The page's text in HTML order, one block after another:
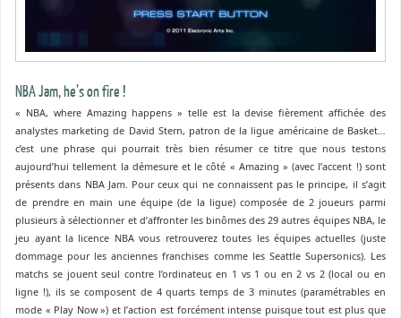
NBA Jam, he’s on fire !
« NBA, where Amazing happens » telle est la devise fièrement affichée des
analystes marketing de David Stern, patron de la ligue américaine de Basket…
c’est une phrase qui pourrait très bien résumer ce titre que nous testons
aujourd’hui tellement la démesure et le côté « Amazing » (avec l’accent !) sont
présents dans NBA Jam. Pour ceux qui ne connaissent pas le principe, il s’agit
de prendre en main une équipe (de la ligue) composée de 2 joueurs parmi
plusieurs à sélectionner et d’affronter les binômes des 29 autres équipes NBA, le
jeu ayant la licence NBA vous retrouverez toutes les équipes actuelles (juste
dommage pour les anciennes franchises comme les Seattle Supersonics). Les
matchs se jouent seul contre l’ordinateur, en 1 vs 1 ou en 2 vs 2 (local ou en
ligne !), ils se composent de 4 quarts temps de 3 minutes (paramétrables en
mode « Play Now ») et l’action est forcément intense puisque tout est plus que